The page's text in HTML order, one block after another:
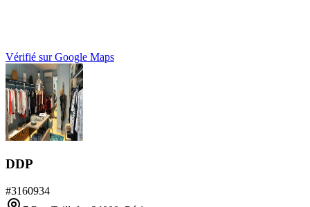
Vérifié sur Google Maps
DDP
#3160934